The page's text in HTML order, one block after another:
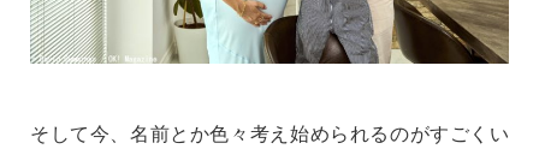
そして今、名前とか色々考え始められるのがすごくい